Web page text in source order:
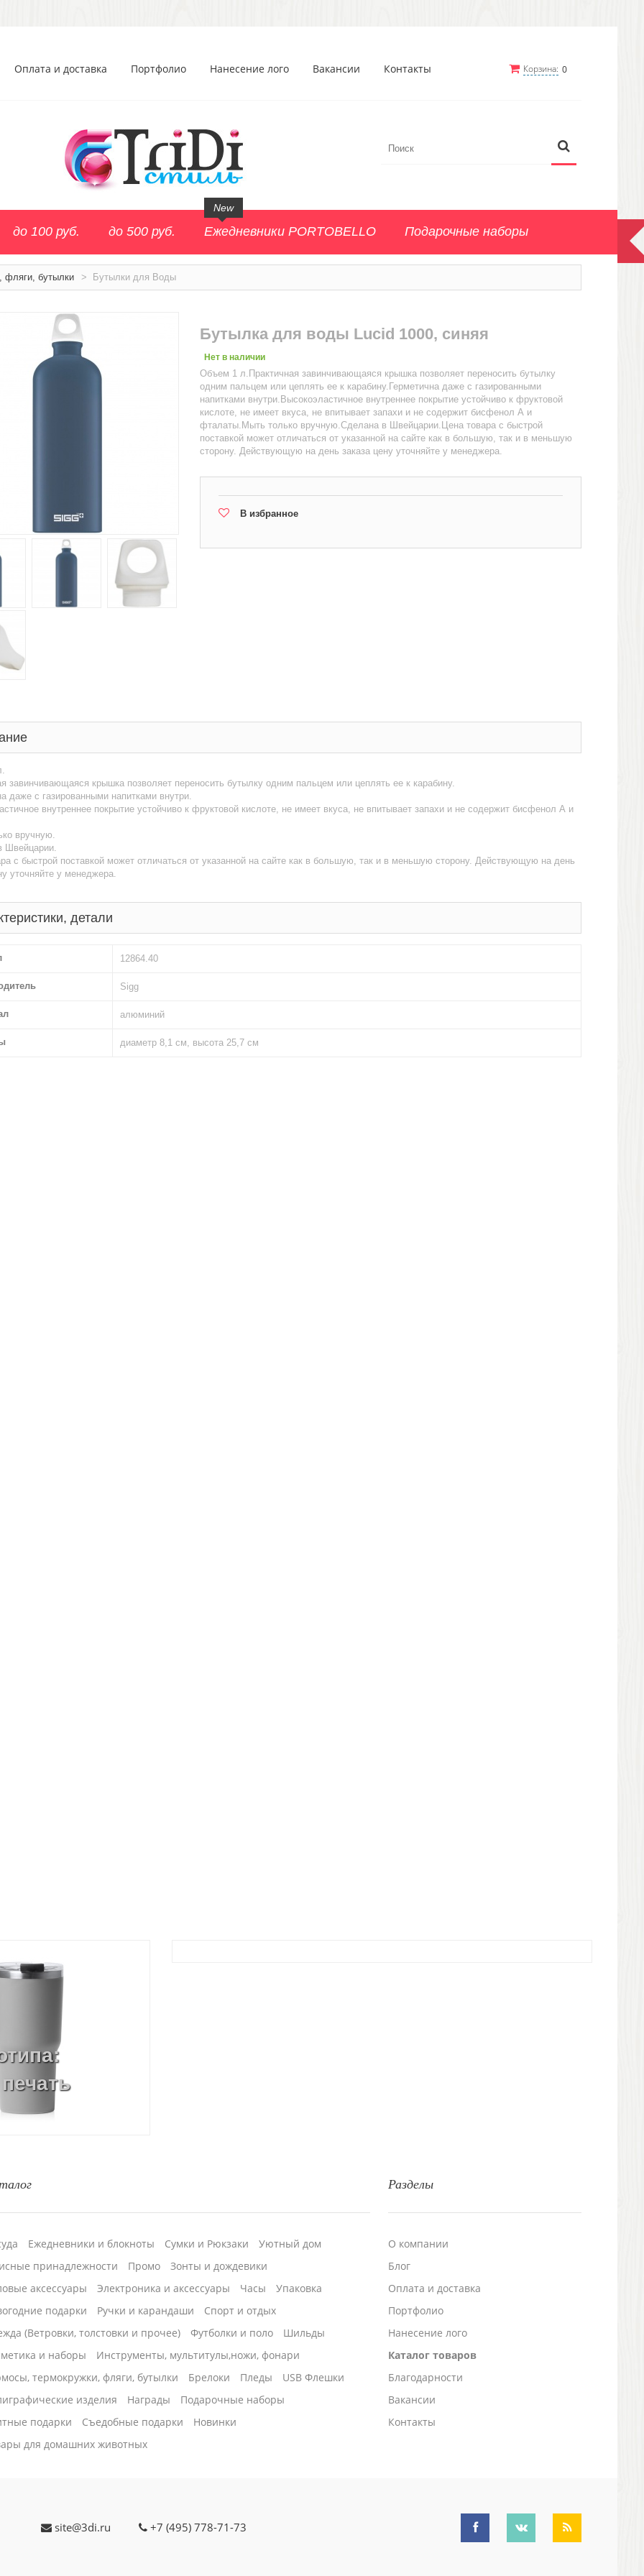
Корзина: 0
Оплата и доставка Портфолио Нанесение лого Вакансии Контакты
до 100 руб. до 500 руб. Ежедневники PORTOBELLO
New
Подарочные наборы
фляги, бутылки > Бутылки для Воды
Бутылка для воды Lucid 1000, синяя
Нет в наличии
Объем 1 л.Практичная завинчивающаяся крышка позволяет переносить бутылку
одним пальцем или цеплять ее к карабину.Герметична даже с газированными
напитками внутри.Высокоэластичное внутреннее покрытие устойчиво к фруктовой
кислоте, не имеет вкуса, не впитывает запахи и не содержит бисфенол А и
фталаты.Мыть только вручную.Сделана в Швейцарии.Цена товара с быстрой
поставкой может отличаться от указанной на сайте как в большую, так и в меньшую
сторону. Действующую на день заказа цену уточняйте у менеджера.
В избранное
завинчивающаяся крышка позволяет переносить бутылку одним пальцем или цеплять ее к карабину.
даже с газированными напитками внутри.
внутреннее покрытие устойчиво к фруктовой кислоте, не имеет вкуса, не впитывает запахи и не содержит бисфенол А и
вручную.
Швейцарии.
с быстрой поставкой может отличаться от указанной на сайте как в большую, так и в меньшую сторону. Действующую на день
уточняйте у менеджера.
детали
12864.40
Sigg
алюминий
диаметр 8,1 см, высота 25,7 см
Разделы
О компании
Блог
Оплата и доставка
Портфолио
Нанесение лого
Каталог товаров
Благодарности
Вакансии
Контакты
Ежедневники и блокноты Сумки и Рюкзаки
Уютный дом
принадлежности
Промо
Зонты и дождевики
аксессуары
Электроника и аксессуары Часы
Упаковка
подарки
Ручки и карандаши
Спорт и отдых
(Ветровки, толстовки и прочее)
Футболки и поло
Шильды
и наборы
Инструменты, мультитулы,ножи, фонари
термокружки, фляги, бутылки
Брелоки Пледы
USB Флешки
изделия
Награды
Подарочные наборы
подарки
Cъедобные подарки
Новинки
для домашних животных
site@3di.ru +7 (495) 778-71-73